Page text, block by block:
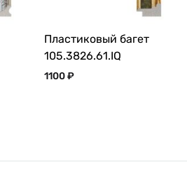
Пластиковый багет
105.3826.61.IQ
1100₽